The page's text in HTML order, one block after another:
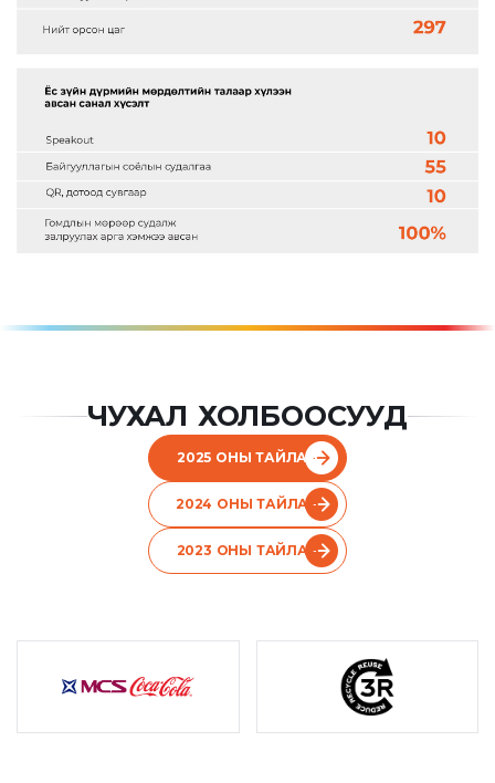
ЧУХАЛ ХОЛБООСУУД
2025 ОНЫ ТАЙЛАН
2024 ОНЫ ТАЙЛАН
2023 ОНЫ ТАЙЛАН